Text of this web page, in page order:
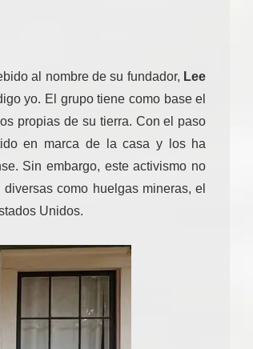
al nombre de su fundador, Lee
yo. El grupo tiene como base el
propias de su tierra. Con el paso
en marca de la casa y los ha
Sin embargo, este activismo no
como huelgas mineras, el
Unidos.